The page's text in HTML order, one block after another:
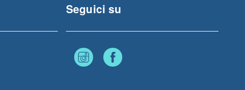
Seguici su
Instagram